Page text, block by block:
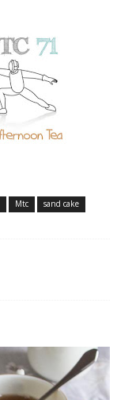
Mtc sand cake